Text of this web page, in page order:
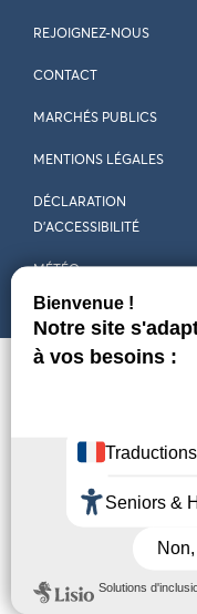
REJOIGNEZ-NOUS
CONTACT
MARCHÉS PUBLICS
MENTIONS LÉGALES
DÉCLARATION
D’ACCESSIBILITÉ
MÉTÉO